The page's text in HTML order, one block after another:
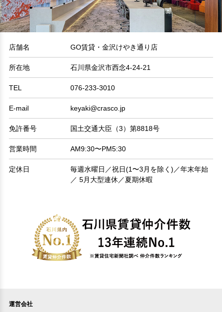
店舗名 GO賃貸・金沢けやき通り店
所在地 石川県金沢市西念4-24-21
TEL 076-233-3010
E-mail keyaki@crasco.jp
免許番号 国土交通大臣（3）第8818号
営業時間 AM9:30〜PM5:30
定休日
毎週水曜日／祝日(1〜3月を除く)／年末年始
／ 5月大型連休／夏期休暇
運営会社